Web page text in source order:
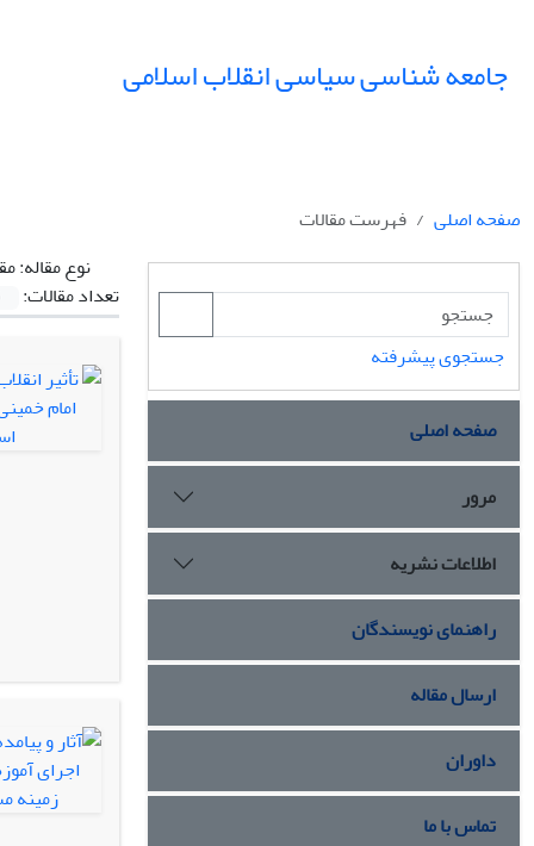
جامعه شناسی سیاسی انقلاب اسلامی
صفحه اصلی
فهرست مقالات
نوع مقاله:
تعداد مقالات:
جستجوی پیشرفته
صفحه اصلی
مرور
اطلاعات نشریه
راهنمای نویسندگان
ارسال مقاله
داوران
تماس با ما